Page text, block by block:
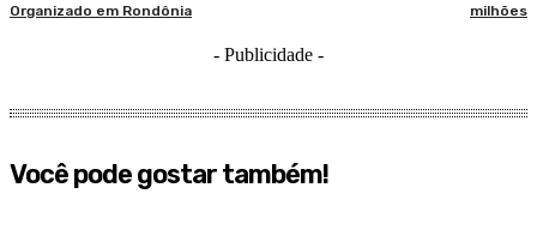
Organizado em Rondônia
milhões
- Publicidade -
Você pode gostar também!